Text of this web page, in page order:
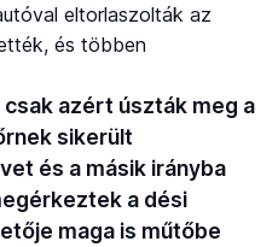
eltorlaszolták az
és többen
azért úszták meg a
sikerült
és a másik irányba
a dési
maga is műtőbe